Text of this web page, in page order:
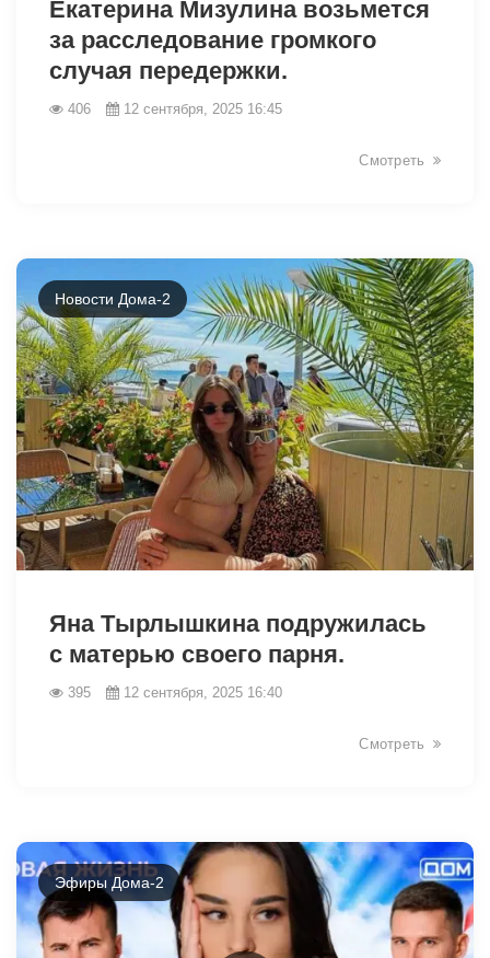
Екатерина Мизулина возьмется
за расследование громкого
случая передержки.
406 12 сентября, 2025 16:45
Смотреть
Новости Дома-2
Яна Тырлышкина подружилась
с матерью своего парня.
395 12 сентября, 2025 16:40
Смотреть
Эфиры Дома-2